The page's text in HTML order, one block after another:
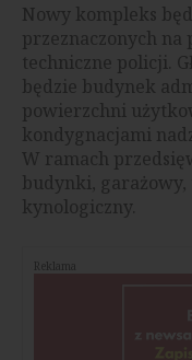
Nowy kompleks
przeznaczonych
techniczne policji.
będzie budynek
powierzchni
kondygnacjami
W ramach
budynki,
kynologiczny.
Reklama